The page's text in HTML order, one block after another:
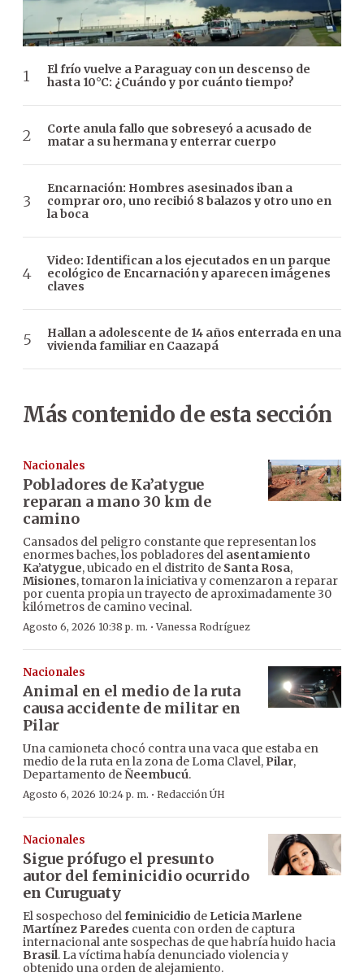
El frío vuelve a Paraguay con un descenso de
hasta 10°C: ¿Cuándo y por cuánto tiempo?
Corte anula fallo que sobreseyó a acusado de
matar a su hermana y enterrar cuerpo
Encarnación: Hombres asesinados iban a
comprar oro, uno recibió 8 balazos y otro uno en
la boca
Video: Identifican a los ejecutados en un parque
ecológico de Encarnación y aparecen imágenes
claves
Hallan a adolescente de 14 años enterrada en una
vivienda familiar en Caazapá
Más contenido de esta sección
Nacionales
Pobladores de Ka’atygue
reparan a mano 30 km de
camino
Cansados del peligro constante que representan los
enormes baches, los pobladores del asentamiento
Ka’atygue, ubicado en el distrito de Santa Rosa,
Misiones, tomaron la iniciativa y comenzaron a reparar
por cuenta propia un trayecto de aproximadamente 30
kilómetros de camino vecinal.
Agosto 6, 2026 10:38 p. m. ·Vanessa Rodríguez
Nacionales
Animal en el medio de la ruta
causa accidente de militar en
Pilar
Una camioneta chocó contra una vaca que estaba en
medio de la ruta en la zona de Loma Clavel, Pilar,
Departamento deÑeembucú.
Agosto 6, 2026 10:24 p. m. · Redacción ÚH
Nacionales
Sigue prófugo el presunto
autor del feminicidio ocurrido
en Curuguaty
El sospechoso delfeminicidio de Leticia Marlene
Martínez Paredes cuenta con orden de captura
internacional ante sospechas de que habría huido hacia
Brasil. La víctima había denunciado violencia y
obtenido una orden de alejamiento.